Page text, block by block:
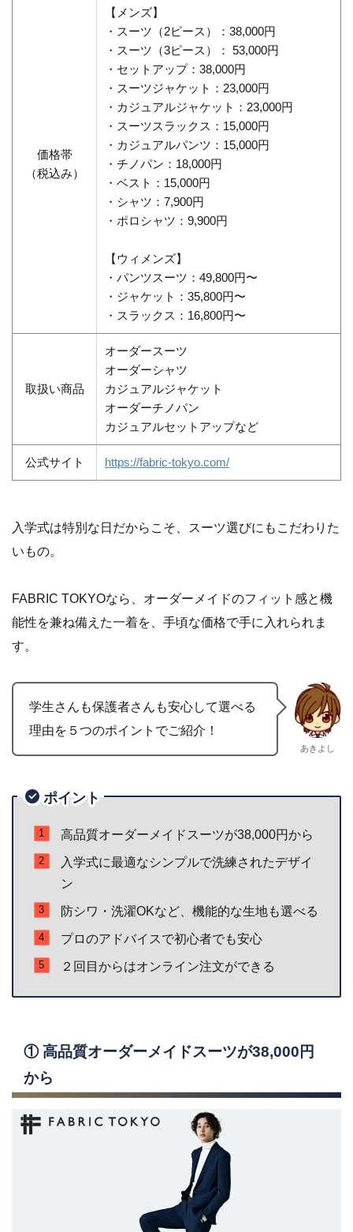
価格帯
（税込み）
【メンズ】
・スーツ（2ピース）：38,000円
・スーツ（3ピース）： 53,000円
・セットアップ：38,000円
・スーツジャケット：23,000円
・カジュアルジャケット：23,000円
・スーツスラックス：15,000円
・カジュアルパンツ：15,000円
・チノパン：18,000円
・ベスト：15,000円
・シャツ：7,900円
・ポロシャツ：9,900円
【ウィメンズ】
・パンツスーツ：49,800円〜
・ジャケット：35,800円〜
・スラックス：16,800円〜
取扱い商品
オーダースーツ
オーダーシャツ
カジュアルジャケット
オーダーチノパン
カジュアルセットアップなど
公式サイト https://fabric-tokyo.com/
入学式は特別な日だからこそ、スーツ選びにもこだわりた
いもの。
FABRIC TOKYOなら、オーダーメイドのフィット感と機
能性を兼ね備えた一着を、手頃な価格で手に入れられま
す。
学生さんも保護者さんも安心して選べる
理由を５つのポイントでご紹介！
あきよし
ポイント
高品質オーダーメイドスーツが38,000円から
入学式に最適なシンプルで洗練されたデザイ
ン
防シワ・洗濯OKなど、機能的な生地も選べる
プロのアドバイスで初心者でも安心
２回目からはオンライン注文ができる
① 高品質オーダーメイドスーツが38,000円
から